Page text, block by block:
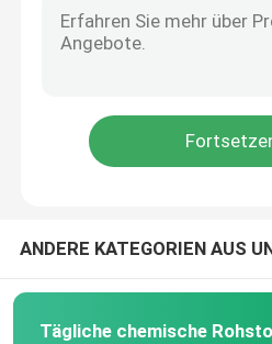
Glasflaschen für Labor
Laboratorische Trichter
ANDERE KATEGORIEN AUS
Tägliche chemische